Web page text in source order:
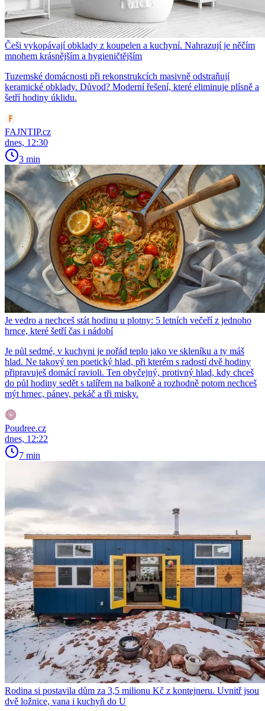
Češi vykopávají obklady z koupelen a kuchyní. Nahrazují je něčím
mnohem krásnějším a hygieničtějším
Tuzemské domácnosti při rekonstrukcích masivně odstraňují
keramické obklady. Důvod? Moderní řešení, které eliminuje plísně a
šetří hodiny úklidu.
FAJNTIP.cz
dnes, 12:30
3 min
Je vedro a nechceš stát hodinu u plotny: 5 letních večeří z jednoho
hrnce, které šetří čas i nádobí
Je půl sedmé, v kuchyni je pořád teplo jako ve skleníku a ty máš
hlad. Ne takový ten poetický hlad, při kterém s radostí dvě hodiny
připravuješ domácí ravioli. Ten obyčejný, protivný hlad, kdy chceš
do půl hodiny sedět s talířem na balkoně a rozhodně potom nechceš
mýt hrnec, pánev, pekáč a tři misky.
Poudree.cz
dnes, 12:22
7 min
Rodina si postavila dům za 3,5 milionu Kč z kontejneru. Uvnitř jsou
dvě ložnice, vana i kuchyň do U